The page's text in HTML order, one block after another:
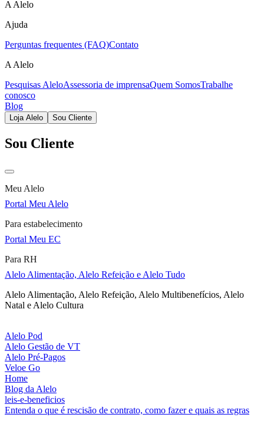
A Alelo
Ajuda
Perguntas frequentes (FAQ)Contato
A Alelo
Pesquisas AleloAssessoria de imprensaQuem SomosTrabalhe
conosco
Blog
Loja Alelo Sou Cliente
Sou Cliente
Meu Alelo
Portal Meu Alelo
Para estabelecimento
Portal Meu EC
Para RH
Alelo Alimentação, Alelo Refeição e Alelo Tudo
Alelo Alimentação, Alelo Refeição, Alelo Multibenefícios, Alelo
Natal e Alelo Cultura
Alelo Pod
Alelo Gestão de VT
Alelo Pré-Pagos
Veloe Go
Home
Blog da Alelo
leis-e-beneficios
Entenda o que é rescisão de contrato, como fazer e quais as regras